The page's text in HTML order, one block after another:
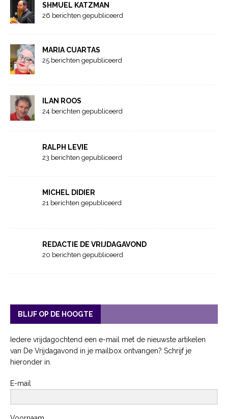
SHMUEL KATZMAN
26 berichten gepubliceerd
MARIA CUARTAS
25 berichten gepubliceerd
ILAN ROOS
24 berichten gepubliceerd
RALPH LEVIE
23 berichten gepubliceerd
MICHEL DIDIER
21 berichten gepubliceerd
REDACTIE DE VRIJDAGAVOND
20 berichten gepubliceerd
BLIJF OP DE HOOGTE
Iedere vrijdagochtend een e-mail met de nieuwste artikelen
van De Vrijdagavond in je mailbox ontvangen? Schrijf je
hieronder in.
E-mail